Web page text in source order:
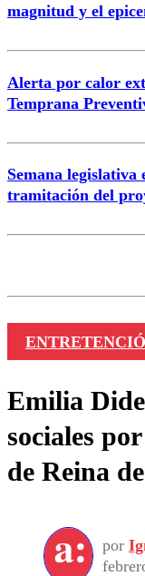
magnitud y el
Alerta por calor
Temprana
Semana
tramitación del
Emilia
sociales
de Reina
por